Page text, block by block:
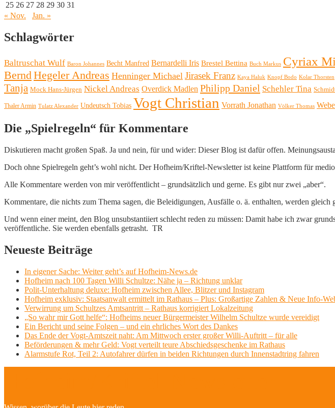
25 26 27 28 29 30 31
« Nov.
Jan. »
Schlagwörter
Baltruschat Wulf Baron Johannes Becht Manfred Bernardelli Iris Brestel Bettina Buch Markus Cyriax
Bernd Hegeler Andreas Henninger Michael Jirasek Franz Kaya Haluk Knopf Bodo Kolar Thorsten
Tanja Mock Hans-Jürgen Nickel Andreas Overdick Madlen Philipp Daniel Schehler Tina
Thaler Armin Tulatz Alexander Undeutsch Tobias Vogt Christian Vorrath Jonathan Völker Thomas
Die „Spielregeln“ für Kommentare
Diskutieren macht großen Spaß. Ja und nein, für und wider: Dieser Blog ist dafür offen.
Doch ohne Spielregeln geht’s wohl nicht. Der Hofheim/Kriftel-Newsletter ist keine Plattform für
Alle Kommentare werden von mir veröffentlicht – grundsätzlich und gerne. Es gibt nur zwei „aber“.
Kommentare, die nichts zum Thema sagen, die Beleidigungen, Ausfälle o. ä. enthalten, werden gleich
Und wenn einer meint, den Blog unsubstantiiert schlecht reden zu müssen: Damit habe ich zwar
veröffentliche. Sie werden ebenfalls getrasht. TR
Neueste Beiträge
In eigener Sache: Weiter geht’s auf Hofheim-News.de
Hofheim nach 100 Tagen Willi Schultze: Nähe ja – Richtung unklar
Polit-Unterhaltung deluxe: Hofheim zwischen Allee, Blitzer und Instagram
Hofheim exklusiv: Staatsanwalt ermittelt im Rathaus – Plus: Großartige Zahlen & Neue Info-
Verwirrung um Schultzes Amtsantritt – Rathaus korrigiert Lokalzeitung
„So wahr mir Gott helfe“: Hofheims neuer Bürgermeister Wilhelm Schultze wurde vereidigt
Ein Bericht und seine Folgen – und ein ehrliches Wort des Dankes
Das Ende der Vogt-Amtszeit naht: Am Mittwoch erster großer Willi-Auftritt – für alle
Beförderungen & mehr Geld: Vogt verteilt teure Abschiedsgeschenke im Rathaus
Alarmstufe Rot, Teil 2: Autofahrer dürfen in beiden Richtungen durch Innenstadtring fahren